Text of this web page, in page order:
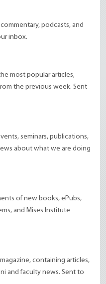
podcasts, and
inbox.
most popular articles,
the previous week. Sent
seminars, publications,
about what we are doing
of new books, ePubs,
and Mises Institute
containing articles,
and faculty news. Sent to